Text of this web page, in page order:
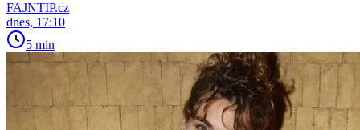
FAJNTIP.cz
dnes, 17:10
5 min